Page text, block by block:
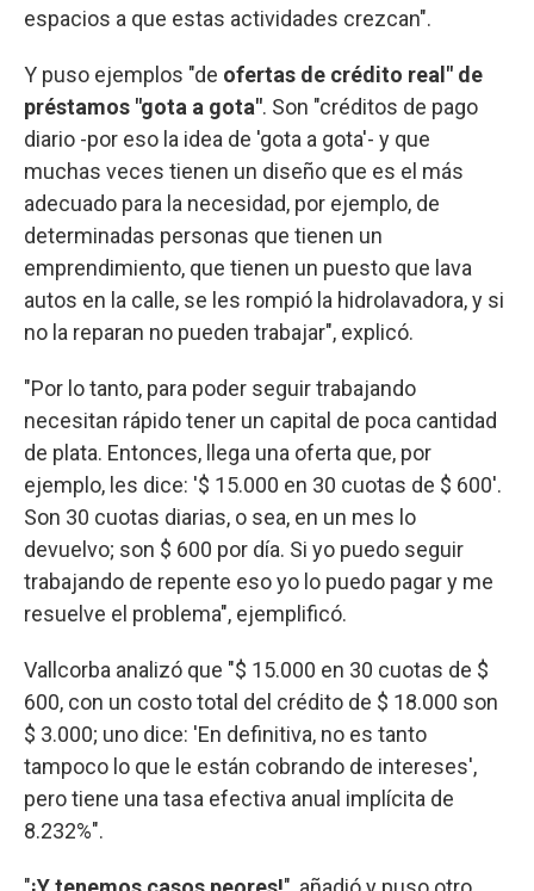
espacios a que estas actividades crezcan".
Y puso ejemplos "de ofertas de crédito real" de
préstamos "gota a gota". Son "créditos de pago
diario -por eso la idea de 'gota a gota'- y que
muchas veces tienen un diseño que es el más
adecuado para la necesidad, por ejemplo, de
determinadas personas que tienen un
emprendimiento, que tienen un puesto que lava
autos en la calle, se les rompió la hidrolavadora, y si
no la reparan no pueden trabajar", explicó.
"Por lo tanto, para poder seguir trabajando
necesitan rápido tener un capital de poca cantidad
de plata. Entonces, llega una oferta que, por
ejemplo, les dice: '$ 15.000 en 30 cuotas de $ 600'.
Son 30 cuotas diarias, o sea, en un mes lo
devuelvo; son $ 600 por día. Si yo puedo seguir
trabajando de repente eso yo lo puedo pagar y me
resuelve el problema", ejemplificó.
Vallcorba analizó que "$ 15.000 en 30 cuotas de $
600, con un costo total del crédito de $ 18.000 son
$ 3.000; uno dice: 'En definitiva, no es tanto
tampoco lo que le están cobrando de intereses',
pero tiene una tasa efectiva anual implícita de
8.232%".